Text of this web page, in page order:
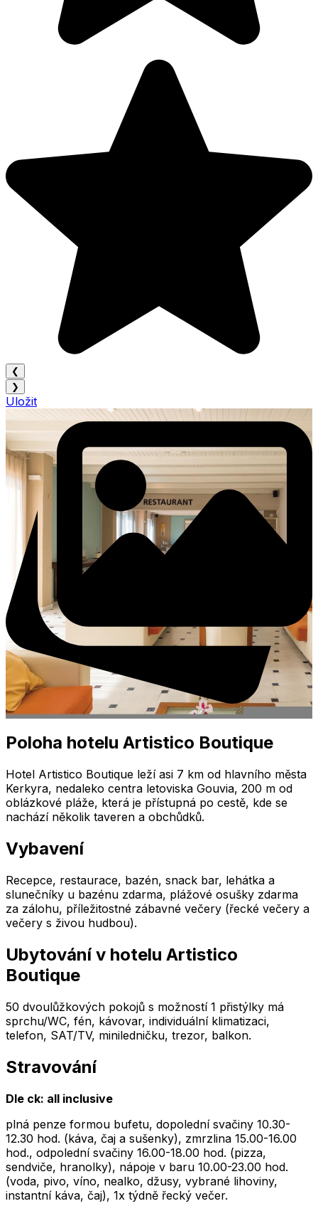
❮
❯
Uložit
Poloha hotelu Artistico Boutique
Hotel Artistico Boutique leží asi 7 km od hlavního města
Kerkyra, nedaleko centra letoviska Gouvia, 200 m od
oblázkové pláže, která je přístupná po cestě, kde se
nachází několik taveren a obchůdků.
Vybavení
Recepce, restaurace, bazén, snack bar, lehátka a
slunečníky u bazénu zdarma, plážové osušky zdarma
za zálohu, příležitostné zábavné večery (řecké večery a
večery s živou hudbou).
Ubytování v hotelu Artistico
Boutique
50 dvoulůžkových pokojů s možností 1 přistýlky má
sprchu/WC, fén, kávovar, individuální klimatizaci,
telefon, SAT/TV, miniledničku, trezor, balkon.
Stravování
Dle ck: all inclusive
plná penze formou bufetu, dopolední svačiny 10.30-
12.30 hod. (káva, čaj a sušenky), zmrzlina 15.00-16.00
hod., odpolední svačiny 16.00-18.00 hod. (pizza,
sendviče, hranolky), nápoje v baru 10.00-23.00 hod.
(voda, pivo, víno, nealko, džusy, vybrané lihoviny,
instantní káva, čaj), 1x týdně řecký večer.